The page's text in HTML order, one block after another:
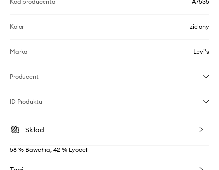
Kod producenta A7535
Kolor zielony
Marka Levi's
Producent
ID Produktu
Skład
58 % Bawełna, 42 % Lyocell